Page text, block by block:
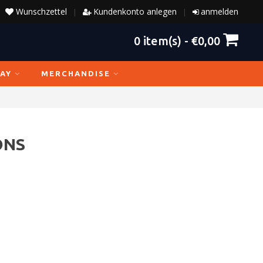
anmelden
|
Kundenkonto anlegen
|
Wunschzettel
0 item(s) - €0,00
MERCHANDISE